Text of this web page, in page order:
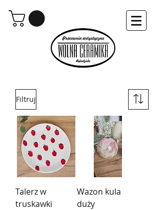
Filtruj
Talerz w
truskawki
Wazon kula
duży